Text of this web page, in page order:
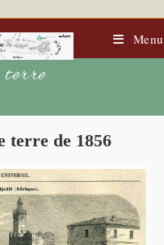
Menu
terre de 1856